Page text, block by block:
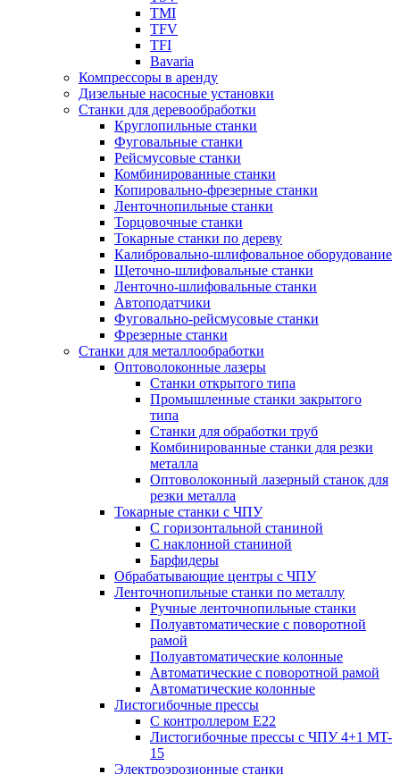
TMI
TFV
TFI
Bavaria
Компрессоры в аренду
Дизельные насосные установки
Станки для деревообработки
Круглопильные станки
Фуговальные станки
Рейсмусовые станки
Комбинированные станки
Копировально-фрезерные станки
Ленточнопильные станки
Торцовочные станки
Токарные станки по дереву
Калибровально-шлифовальное оборудование
Щеточно-шлифовальные станки
Ленточно-шлифовальные станки
Автоподатчики
Фуговально-рейсмусовые станки
Фрезерные станки
Станки для металлообработки
Оптоволоконные лазеры
Станки открытого типа
Промышленные станки закрытого
типа
Станки для обработки труб
Комбинированные станки для резки
металла
Оптоволоконный лазерный станок для
резки металла
Токарные станки с ЧПУ
С горизонтальной станиной
С наклонной станиной
Барфидеры
Обрабатывающие центры с ЧПУ
Ленточнопильные станки по металлу
Ручные ленточнопильные станки
Полуавтоматические с поворотной
рамой
Полуавтоматические колонные
Автоматические с поворотной рамой
Автоматические колонные
Листогибочные прессы
С контроллером E22
Листогибочные прессы с ЧПУ 4+1 MT-
15
Электроэрозионные станки